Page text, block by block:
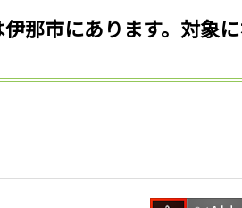
那市にあります。対象